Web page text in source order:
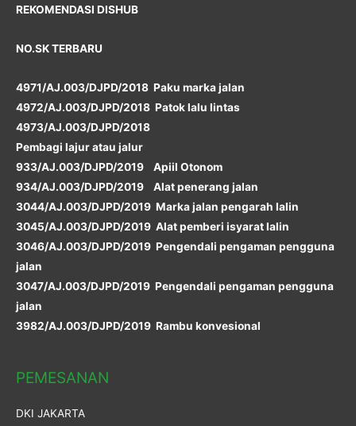
REKOMENDASI DISHUB
NO.SK TERBARU
4971/AJ.003/DJPD/2018 Paku marka jalan
4972/AJ.003/DJPD/2018 Patok lalu lintas
4973/AJ.003/DJPD/2018
Pembagi lajur atau jalur
933/AJ.003/DJPD/2019 Apiil Otonom
934/AJ.003/DJPD/2019 Alat penerang jalan
3044/AJ.003/DJPD/2019 Marka jalan pengarah lalin
3045/AJ.003/DJPD/2019 Alat pemberi isyarat lalin
3046/AJ.003/DJPD/2019 Pengendali pengaman pengguna
jalan
3047/AJ.003/DJPD/2019 Pengendali pengaman pengguna
jalan
3982/AJ.003/DJPD/2019 Rambu konvesional
PEMESANAN
DKI JAKARTA